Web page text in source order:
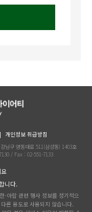
개인정보 취급방침
남구 영동대로 511(삼성동) 1403호
/ Fax : 02-551-7133
니다.
-아랍 관련 행사 정보를 정기적으
른 용도로 사용되지 않습니다.